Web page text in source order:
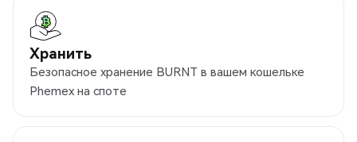
Хранить
Безопасное хранение BURNT в вашем кошельке
Phemex на споте